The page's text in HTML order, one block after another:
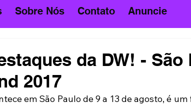
Sobre Nós Contato Anuncie
da DW! - São
2017
em São Paulo de 9 a 13 de agosto, é